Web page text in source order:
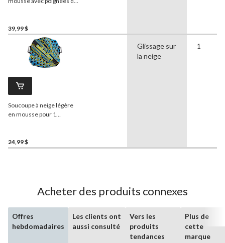
39,99 $
Soucoupe à neige légère
en mousse pour 1
24,99 $
Glissage sur
la neige
1
Acheter des produits connexes
Offres
hebdomadaires
Les clients ont
aussi consulté
Vers les
produits
tendances
Plus de
cette
marque